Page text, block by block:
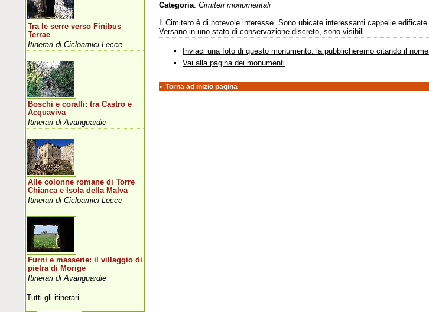
Categoria:Cimiteri monumentali
Il Cimitero è di notevole interesse. Sono ubicate interessanti cappelle
Versano in uno stato di conservazione discreto, sono visibili.
Inviaci una foto di questo monumento: la pubblicheremo citando il
Vai alla pagina dei monumenti
»Torna ad inizio pagina
Tra le serre verso Finibus
Terrae
Itinerari di Cicloamici Lecce
Boschi e coralli: tra Castro e
Acquaviva
Itinerari di Avanguardie
Alle colonne romane di Torre
Chianca e Isola della Malva
Itinerari di Cicloamici Lecce
Furni e masserie: il villaggio di
pietra di Morige
Itinerari di Avanguardie
Tutti gli itinerari